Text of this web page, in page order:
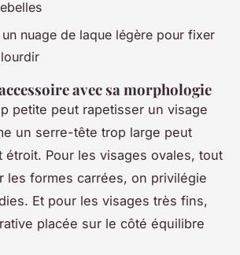
nuage de laque légère pour fixer
avec sa morphologie
petite peut rapetisser un visage
un serre-tête trop large peut
étroit. Pour les visages ovales, tout
les formes carrées, on privilégie
Et pour les visages très fins,
placée sur le côté équilibre